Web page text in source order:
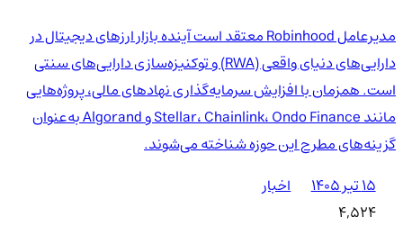
مدیرعامل Robinhood معتقد است آینده بازار ارزهای دیجیتال در
دارایی‌های دنیای واقعی (RWA) و توکنیزه‌سازی دارایی‌های سنتی
است. همزمان با افزایش سرمایه‌گذاری نهادهای مالی، پروژه‌هایی
مانند Stellar، Chainlink، Ondo Finance و Algorand به‌عنوان
گزینه‌های مطرح این حوزه شناخته می‌شوند.
۱۵ تیر ۱۴۰۵
اخبار
4,524